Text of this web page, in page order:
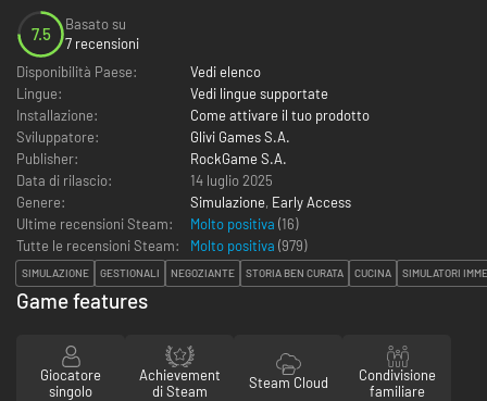
7.5
Basato su
7 recensioni
Disponibilità Paese:
Vedi elenco
Lingue:
Vedi lingue supportate
Installazione:
Come attivare il tuo prodotto
Sviluppatore:
Glivi Games S.A.
Publisher:
RockGame S.A.
Data di rilascio:
14 luglio 2025
Genere:
Simulazione, Early Access
Ultime recensioni Steam:
Molto positiva (16)
Tutte le recensioni Steam:
Molto positiva (979)
SIMULAZIONE GESTIONALI NEGOZIANTE STORIA BEN CURATA CUCINA SIMULATORI
Game features
Giocatore
singolo
Achievement
di Steam
Steam Cloud
Condivisione
familiare